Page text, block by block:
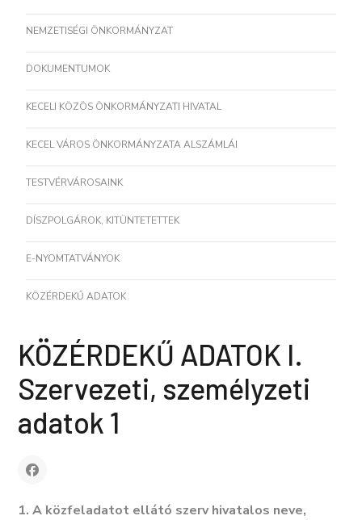
NEMZETISÉGI ÖNKORMÁNYZAT
DOKUMENTUMOK
KECELI KÖZÖS ÖNKORMÁNYZATI HIVATAL
KECEL VÁROS ÖNKORMÁNYZATA ALSZÁMLÁI
TESTVÉRVÁROSAINK
DÍSZPOLGÁROK, KITÜNTETETTEK
E-NYOMTATVÁNYOK
KÖZÉRDEKŰ ADATOK
KÖZÉRDEKŰ ADATOK I.
Szervezeti, személyzeti
adatok 1
1. A közfeladatot ellátó szerv hivatalos neve,